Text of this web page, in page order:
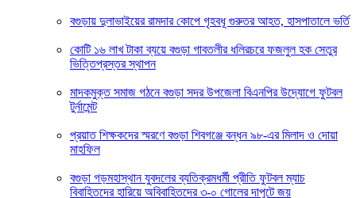
বগুড়ায় দুলাভাইয়ের রামদার কোপে গৃহবধূ গুরুতর আহত, হাসপাতালে ভর্তি
কোটি ১৬ লাখ টাকা ব্যয়ে বগুড়া গাবতলীর ধলিরচরে ফজলুল হক সেতুর
ভিত্তিপ্রস্তর স্থাপন
মাদকমুক্ত সমাজ গঠনে বগুড়া সদর উপজেলা বিএনপির উদ্যোগে ফুটবল
টুর্নামেন্ট
প্রয়াত শিক্ষকদের স্মরণে বগুড়া শিবগঞ্জে বন্ধন ৯৮-এর মিলাদ ও দোয়া
মাহফিল
বগুড়া গড়মহাস্থান যুবদলের ব্যতিক্রমধর্মী প্রীতি ফুটবল ম্যাচ
বিবাহিতদের হারিয়ে অবিবাহিতদের ৩-০ গোলের দাপুটে জয়